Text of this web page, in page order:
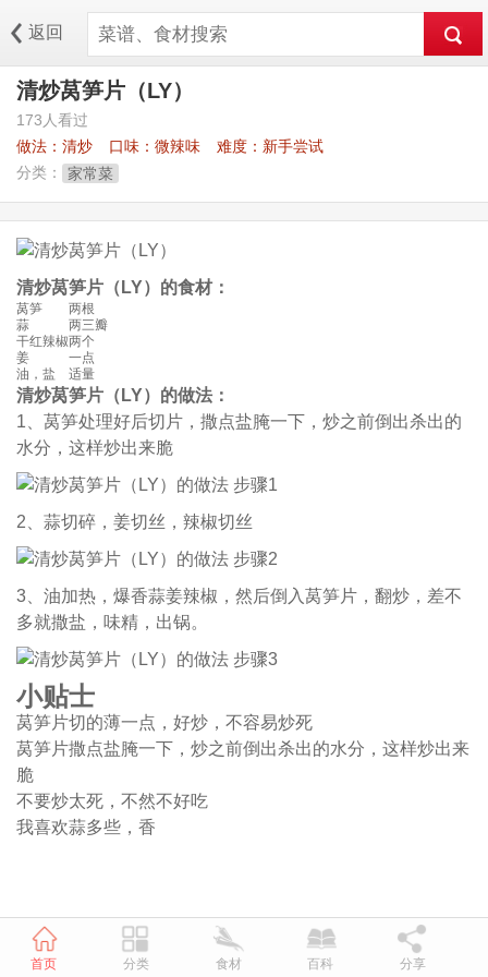
返回
清炒莴笋片（LY）
173人看过
做法： 清炒 口味： 微辣味 难度： 新手尝试
分类：
家常菜
清炒莴笋片（LY）的食材：
莴笋
两根
蒜
两三瓣
干红辣椒两个
姜
一点
油，盐
适量
清炒莴笋片（LY）的做法：
1、莴笋处理好后切片，撒点盐腌一下，炒之前倒出杀出的
水分，这样炒出来脆
2、蒜切碎，姜切丝，辣椒切丝
3、油加热，爆香蒜姜辣椒，然后倒入莴笋片，翻炒，差不
多就撒盐，味精，出锅。
小贴士
莴笋片切的薄一点，好炒，不容易炒死
莴笋片撒点盐腌一下，炒之前倒出杀出的水分，这样炒出来
脆
不要炒太死，不然不好吃
我喜欢蒜多些，香
首页 分类 食材 百科 分享